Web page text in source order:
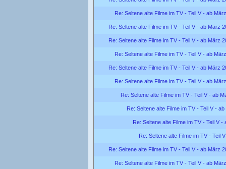
Re: Seltene alte Filme im TV - Teil V - ab
Re: Seltene alte Filme im TV - Teil V - ab März
Re: Seltene alte Filme im TV - Teil V - ab März
Re: Seltene alte Filme im TV - Teil V - ab
Re: Seltene alte Filme im TV - Teil V - ab März
Re: Seltene alte Filme im TV - Teil V - ab
Re: Seltene alte Filme im TV - Teil V - ab
Re: Seltene alte Filme im TV - Teil V -
Re: Seltene alte Filme im TV - Teil V -
Re: Seltene alte Filme im TV - Teil
Re: Seltene alte Filme im TV - Teil V - ab März
Re: Seltene alte Filme im TV - Teil V - ab